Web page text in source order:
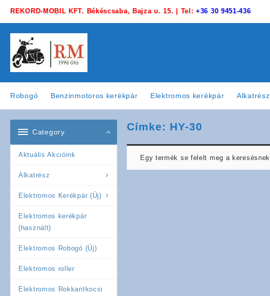
REKORD-MOBIL KFT. Békéscsaba, Bajza u. 15. | Tel:+36 30 9451-436
Robogó Benzinmotoros kerékpár Elektromos kerékpár Alkatrész
Category
Aktuális Akcióink
Alkatrész
Elektromos Kerékpár (Új)
Elektromos kerékpár
(használt)
Elektromos Robogó (Új)
Elektromos roller
Elektromos Rokkantkocsi
Címke: HY-30
Egy termék se felelt meg a keresésnek.